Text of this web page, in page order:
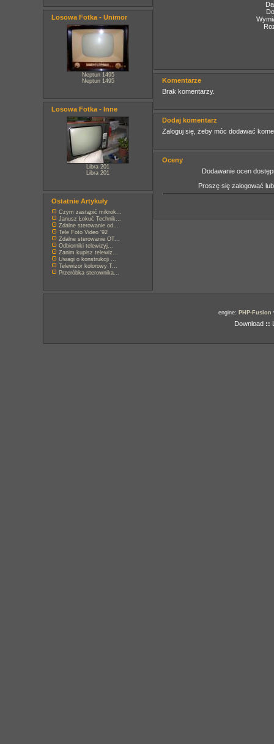
Losowa Fotka - Unimor
Neptun 1495
Neptun 1495
Losowa Fotka - Inne
Libra 201
Libra 201
Ostatnie Artykuły
Czym zastąpić mikrok...
Janusz Łokuć Technik...
Zdalne sterowanie od...
Tele Foto Video '92
Zdalne sterowanie OT...
Odbiorniki telewizyj...
Zanim kupisz telewiz...
Uwagi o konstrukcji ...
Telewizor kolorowy T...
Przeróbka sterownika...
Komentarze
Brak komentarzy.
Dodaj komentarz
Zaloguj się, żeby móc dodawać
Oceny
Dodawanie ocen
Proszę się zalogować
engine: PHP-Fusion
Download ::